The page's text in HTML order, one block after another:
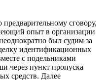
сговору,
опыт в организации
был судим за
идентификационных
с подельниками
через пункт пропуска
средств. Далее